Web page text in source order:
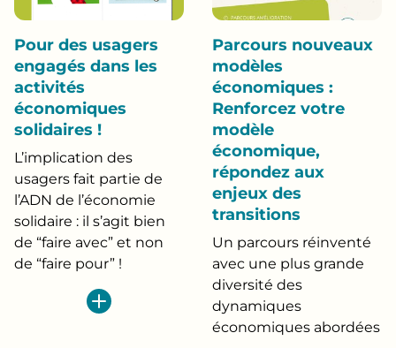
Pour des usagers
engagés dans les
activités
économiques
solidaires !
L’implication des
usagers fait partie de
l’ADN de l’économie
solidaire : il s’agit bien
de “faire avec” et non
de “faire pour” !
Parcours nouveaux
modèles
économiques :
Renforcez votre
modèle
économique,
répondez aux
enjeux des
transitions
Un parcours réinventé
avec une plus grande
diversité des
dynamiques
économiques abordées